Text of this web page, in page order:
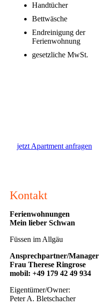
Handtücher
Bettwäsche
Endreinigung der
Ferienwohnung
gesetzliche MwSt.
jetzt Apartment anfragen
Kontakt
Ferienwohnungen
Mein lieber Schwan
Füssen im Allgäu
Ansprechpartner/Manager
Frau Therese Ringrose
mobil: +49 179 42 49 934
Eigentümer/Owner:
Peter A. Bletschacher